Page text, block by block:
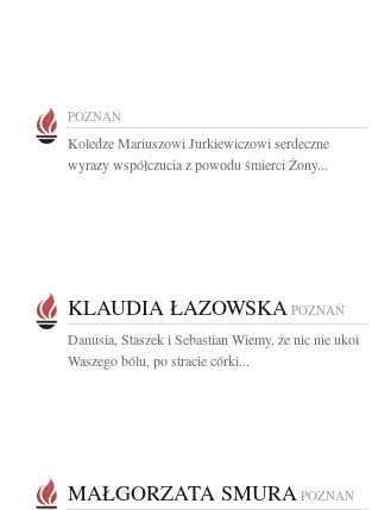
POZNAŃ
Koledze Mariuszowi Jurkiewiczowi serdeczne
wyrazy współczucia z powodu śmierci Żony...
KLAUDIA ŁAZOWSKA POZNAŃ
Danusia, Staszek i Sebastian Wiemy, że nic nie ukoi
Waszego bólu, po stracie córki...
MAŁGORZATA SMURA POZNAŃ